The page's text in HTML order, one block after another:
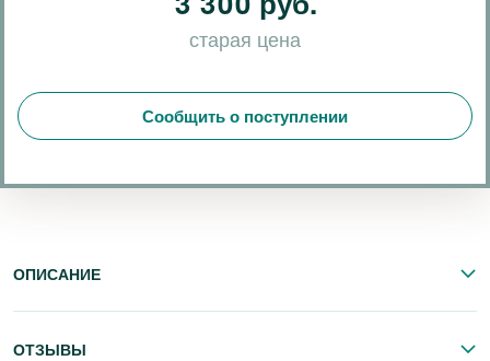
старая цена
Сообщить о поступлении
ОПИСАНИЕ
ОТЗЫВЫ